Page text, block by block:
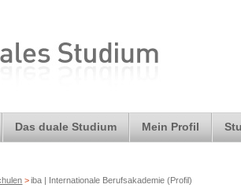
Das duale Studium Mein Profil
>iba | Internationale Berufsakademie (Profil)